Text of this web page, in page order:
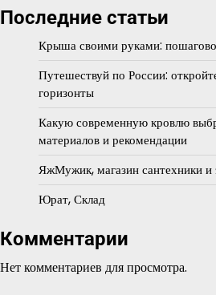
Последние статьи
Крыша своими руками:
Путешествуй по России:
горизонты
Какую современную кровлю
материалов и рекомендации
ЯжМужик, магазин сантехники и
Юрат, Склад
Комментарии
Нет комментариев для просмотра.